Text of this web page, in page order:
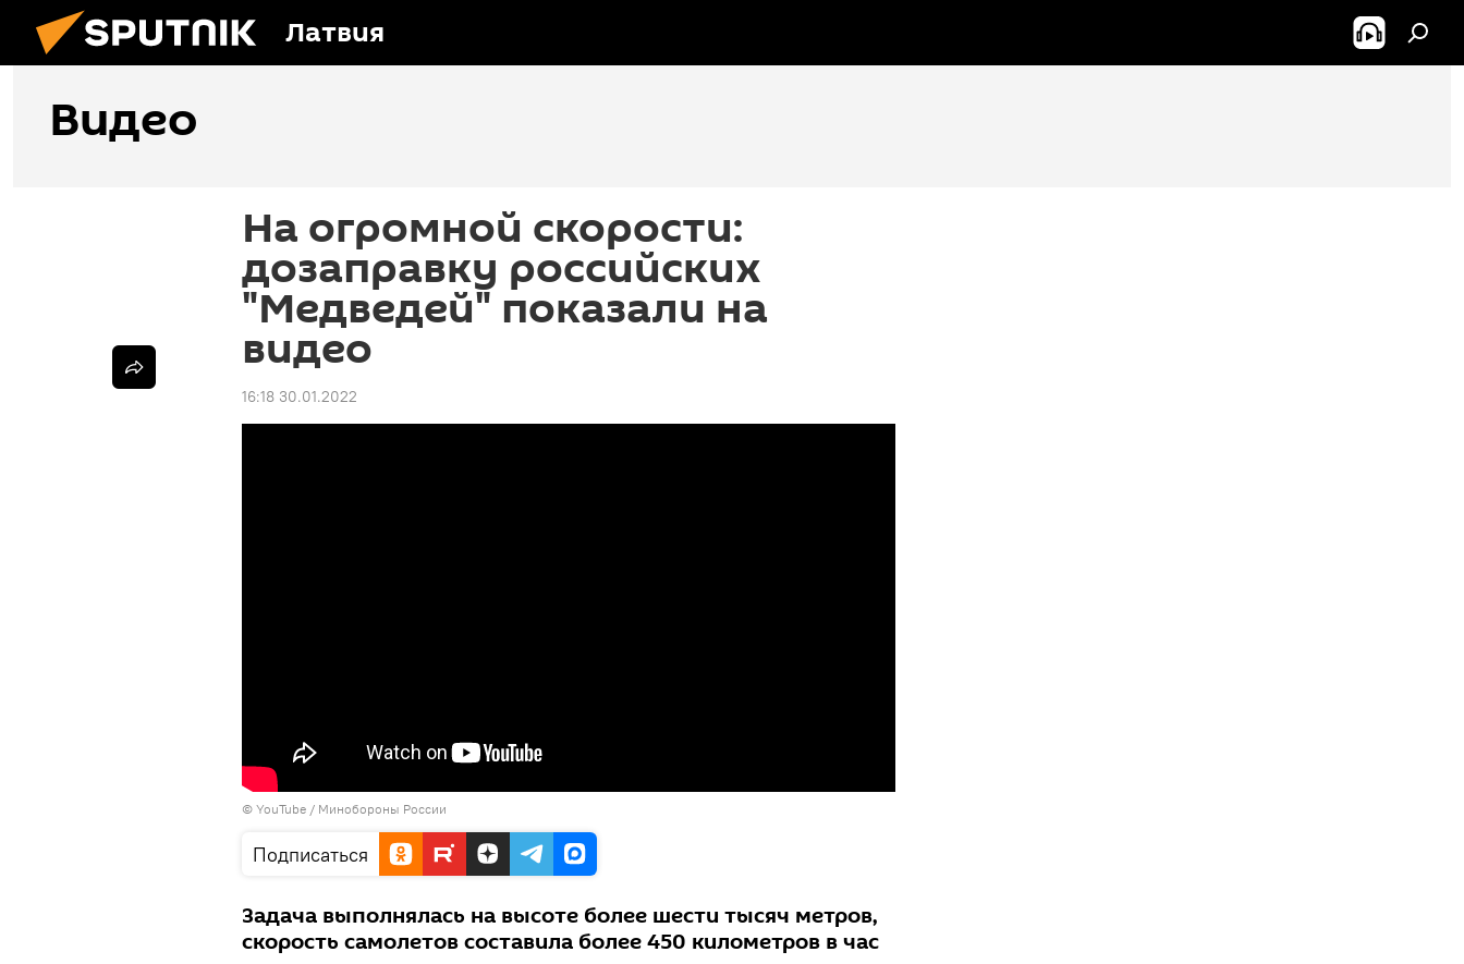
Латвия
Видео
На огромной скорости:
дозаправку российских
"Медведей" показали на
видео
16:18 30.01.2022
© YouTube / Минобороны России
Подписаться
Задача выполнялась на высоте более шести тысяч метров,
скорость самолетов составила более 450 километров в час